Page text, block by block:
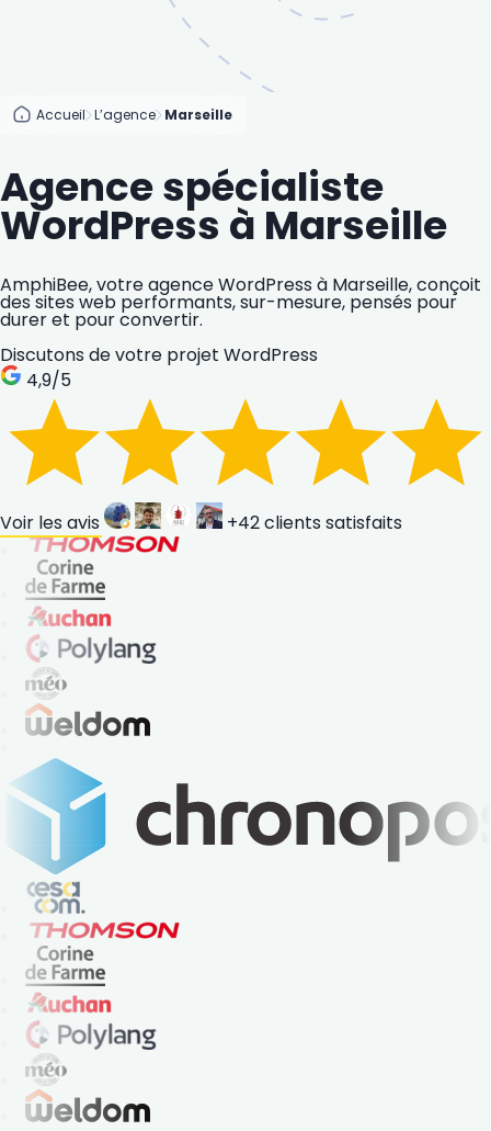
Accueil L’agence Marseille
Agence spécialiste
WordPress à Marseille
AmphiBee, votre agence WordPress à Marseille, conçoit
des sites web performants, sur-mesure, pensés pour
durer et pour convertir.
Discutons de votre projet WordPress
4,9/5
Voir les avis +42clients satisfaits